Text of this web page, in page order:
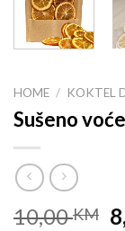
HOME / KOKTEL
Sušeno
10,00KM